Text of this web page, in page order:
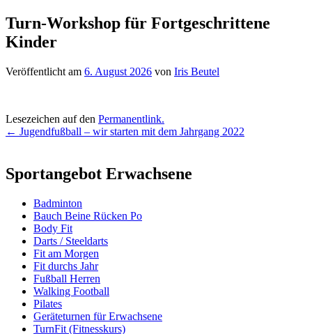
Turn-Workshop für Fortgeschrittene
Kinder
Veröffentlicht am 6. August 2026 von Iris Beutel
Lesezeichen auf den Permanentlink.
Beitragsnavigation
← Jugendfußball – wir starten mit dem Jahrgang 2022
Sportangebot Erwachsene
Badminton
Bauch Beine Rücken Po
Body Fit
Darts / Steeldarts
Fit am Morgen
Fit durchs Jahr
Fußball Herren
Walking Football
Pilates
Geräteturnen für Erwachsene
TurnFit (Fitnesskurs)